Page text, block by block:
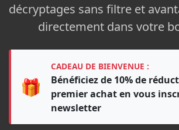
décryptages sans filtre et
directement dans votre
🎁
CADEAU DE BIENVENUE :
Bénéficiez de 10% de
premier achat en vous
newsletter